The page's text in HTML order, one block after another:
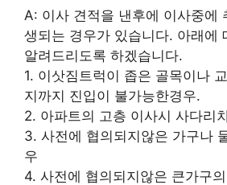
A: 이사 견적을 낸후에 이사중에
생되는 경우가 있습니다. 아래에
알려드리도록 하겠습니다.
1. 이삿짐트럭이 좁은 골목이나
지까지 진입이 불가능한경우.
2. 아파트의 고층 이사시 사다리
3. 사전에 협의되지않은 가구나
우
4. 사전에 협의되지않은 큰가구